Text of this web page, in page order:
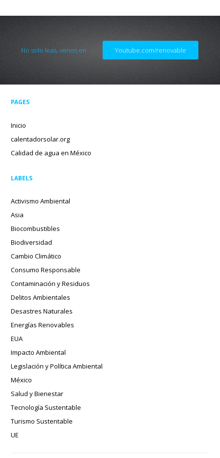
No solo leas, venos en Youtube.com/renovable
PAGES
Inicio
calentadorsolar.org
Calidad de agua en México
LABELS
Activismo Ambiental
Asia
Biocombustibles
Biodiversidad
Cambio Climático
Consumo Responsable
Contaminación y Residuos
Delitos Ambientales
Desastres Naturales
Energías Renovables
EUA
Impacto Ambiental
Legislación y Política Ambiental
México
Salud y Bienestar
Tecnología Sustentable
Turismo Sustentable
UE